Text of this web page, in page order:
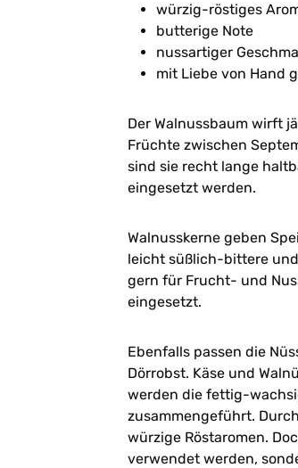
würzig-röstiges
butterige Note
nussartiger
mit Liebe von Hand
Der Walnussbaum wirft
Früchte zwischen
sind sie recht lange
eingesetzt werden.
Walnusskerne geben
leicht süßlich-bittere
gern für Frucht- und
eingesetzt.
Ebenfalls passen die
Dörrobst. Käse und
werden die fettig-
zusammengeführt.
würzige Röstaromen.
verwendet werden,